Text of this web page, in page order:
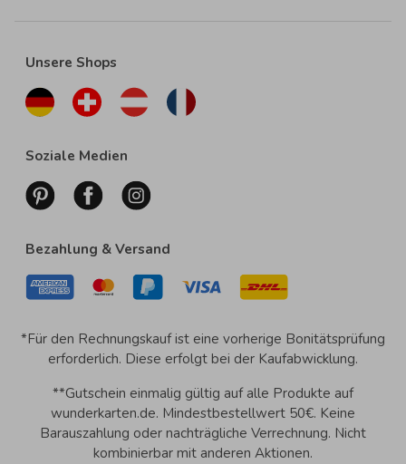
Unsere Shops
Soziale Medien
Bezahlung & Versand
*Für den Rechnungskauf ist eine vorherige Bonitätsprüfung
erforderlich. Diese erfolgt bei der Kaufabwicklung.
**Gutschein einmalig gültig auf alle Produkte auf
wunderkarten.de. Mindestbestellwert 50€. Keine
Barauszahlung oder nachträgliche Verrechnung. Nicht
kombinierbar mit anderen Aktionen.